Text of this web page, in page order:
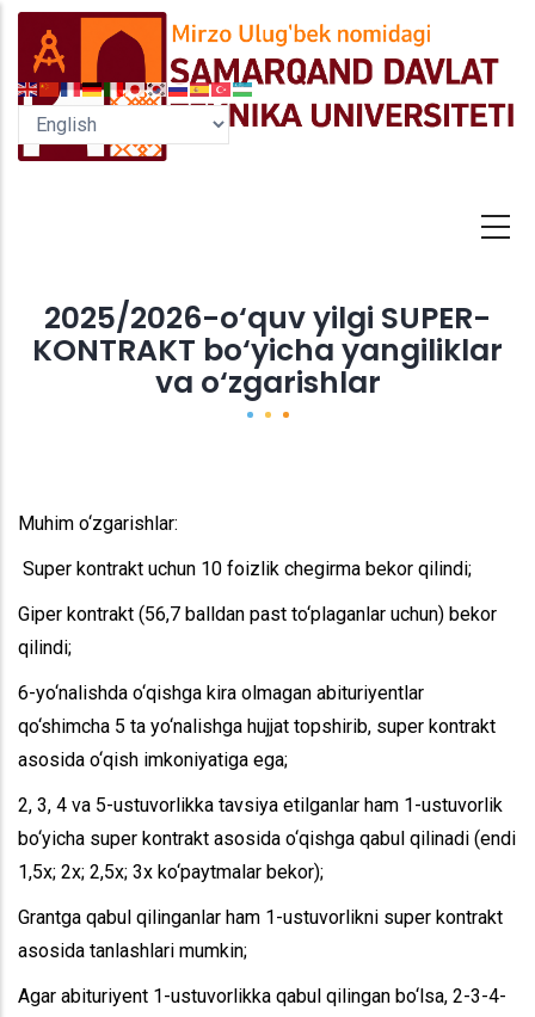
Skip
main
content
2025/2026-o‘quv yilgi SUPER-
KONTRAKT bo‘yicha yangiliklar
va o‘zgarishlar
Muhim o‘zgarishlar:
Super kontrakt uchun 10 foizlik chegirma bekor qilindi;
Giper kontrakt (56,7 balldan past to‘plaganlar uchun) bekor
qilindi;
6-yo‘nalishda o‘qishga kira olmagan abituriyentlar
qo‘shimcha 5 ta yo‘nalishga hujjat topshirib, super kontrakt
asosida o‘qish imkoniyatiga ega;
2, 3, 4 va 5-ustuvorlikka tavsiya etilganlar ham 1-ustuvorlik
bo‘yicha super kontrakt asosida o‘qishga qabul qilinadi (endi
1,5x; 2x; 2,5x; 3x ko‘paytmalar bekor);
Grantga qabul qilinganlar ham 1-ustuvorlikni super kontrakt
asosida tanlashlari mumkin;
Agar abituriyent 1-ustuvorlikka qabul qilingan bo‘lsa, 2-3-4-